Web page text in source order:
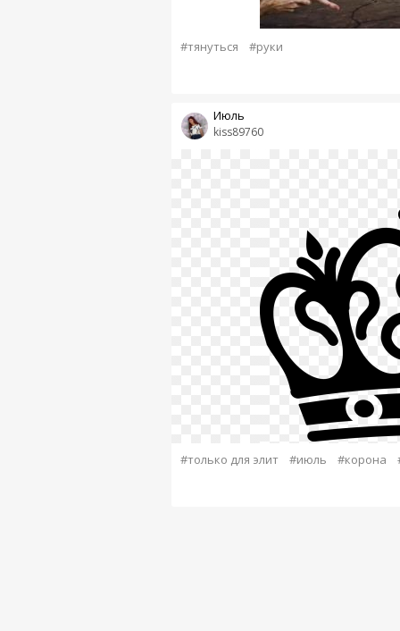
#тянуться #руки
kiss89760
Июль
#только для элит #июль #корона